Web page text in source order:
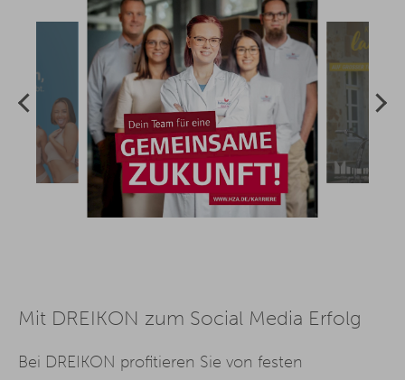
Mit DREIKON zum Social Media Erfolg
Bei DREIKON profitieren Sie von festen